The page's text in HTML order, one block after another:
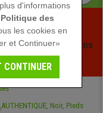
! Des réductions
- Voir l'offre
d'informations
Politique des
les cookies en
et Continuer»
CONTINUER